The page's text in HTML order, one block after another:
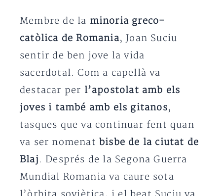
Membre de la minoria greco-
catòlica de Romania, Joan Suciu
sentir de ben jove la vida
sacerdotal. Com a capellà va
destacar per l’apostolat amb els
joves i també amb els gitanos,
tasques que va continuar fent quan
va ser nomenat bisbe de la ciutat de
Blaj. Després de la Segona Guerra
Mundial Romania va caure sota